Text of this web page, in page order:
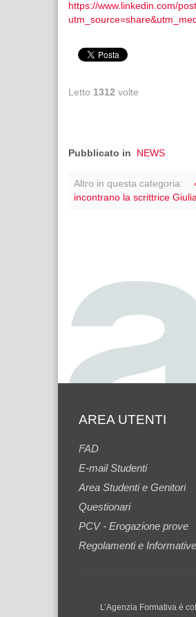
https://www.linkedin.com/
Letto 1312 volte
Pubblicato in NEWS
Altro in questa categoria:
incontrano la scrittrice
AREA UTENTI
FAD
E-mail Studenti
Area Studenti e Genitori
Questionari
PCV - Erogazione prove
Regolamenti e Informative
L’Agenzia Formativa é